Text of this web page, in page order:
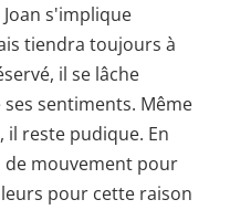
s'implique
tiendra toujours à
il se lâche
sentiments. Même
il reste pudique. En
de mouvement pour
pour cette raison